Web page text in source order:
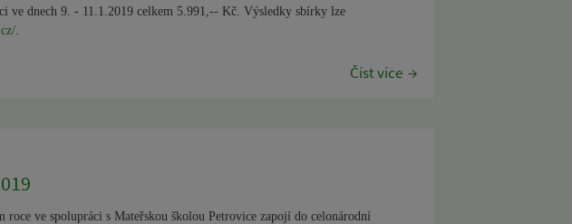
ve dnech 9. - 11.1.2019 celkem 5.991,-- Kč. Výsledky sbírky lze
.
Číst více
roce ve spolupráci s Mateřskou školou Petrovice zapojí do celonárodní